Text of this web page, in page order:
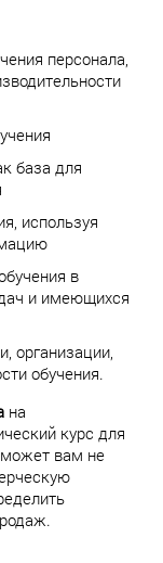
персонала,
база для
используя
в
и имеющихся
организации,
обучения.
на
курс для
вам не